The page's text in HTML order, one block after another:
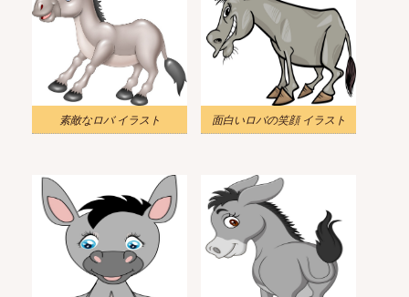
素敵なロバ イラスト 面白いロバの笑顔 イラスト